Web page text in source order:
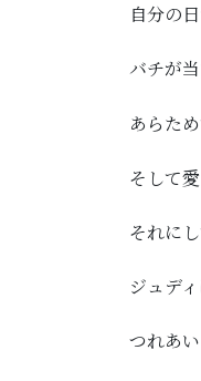
自分の
バチが当
あらた
そして
それに
ジュディ
つれあ